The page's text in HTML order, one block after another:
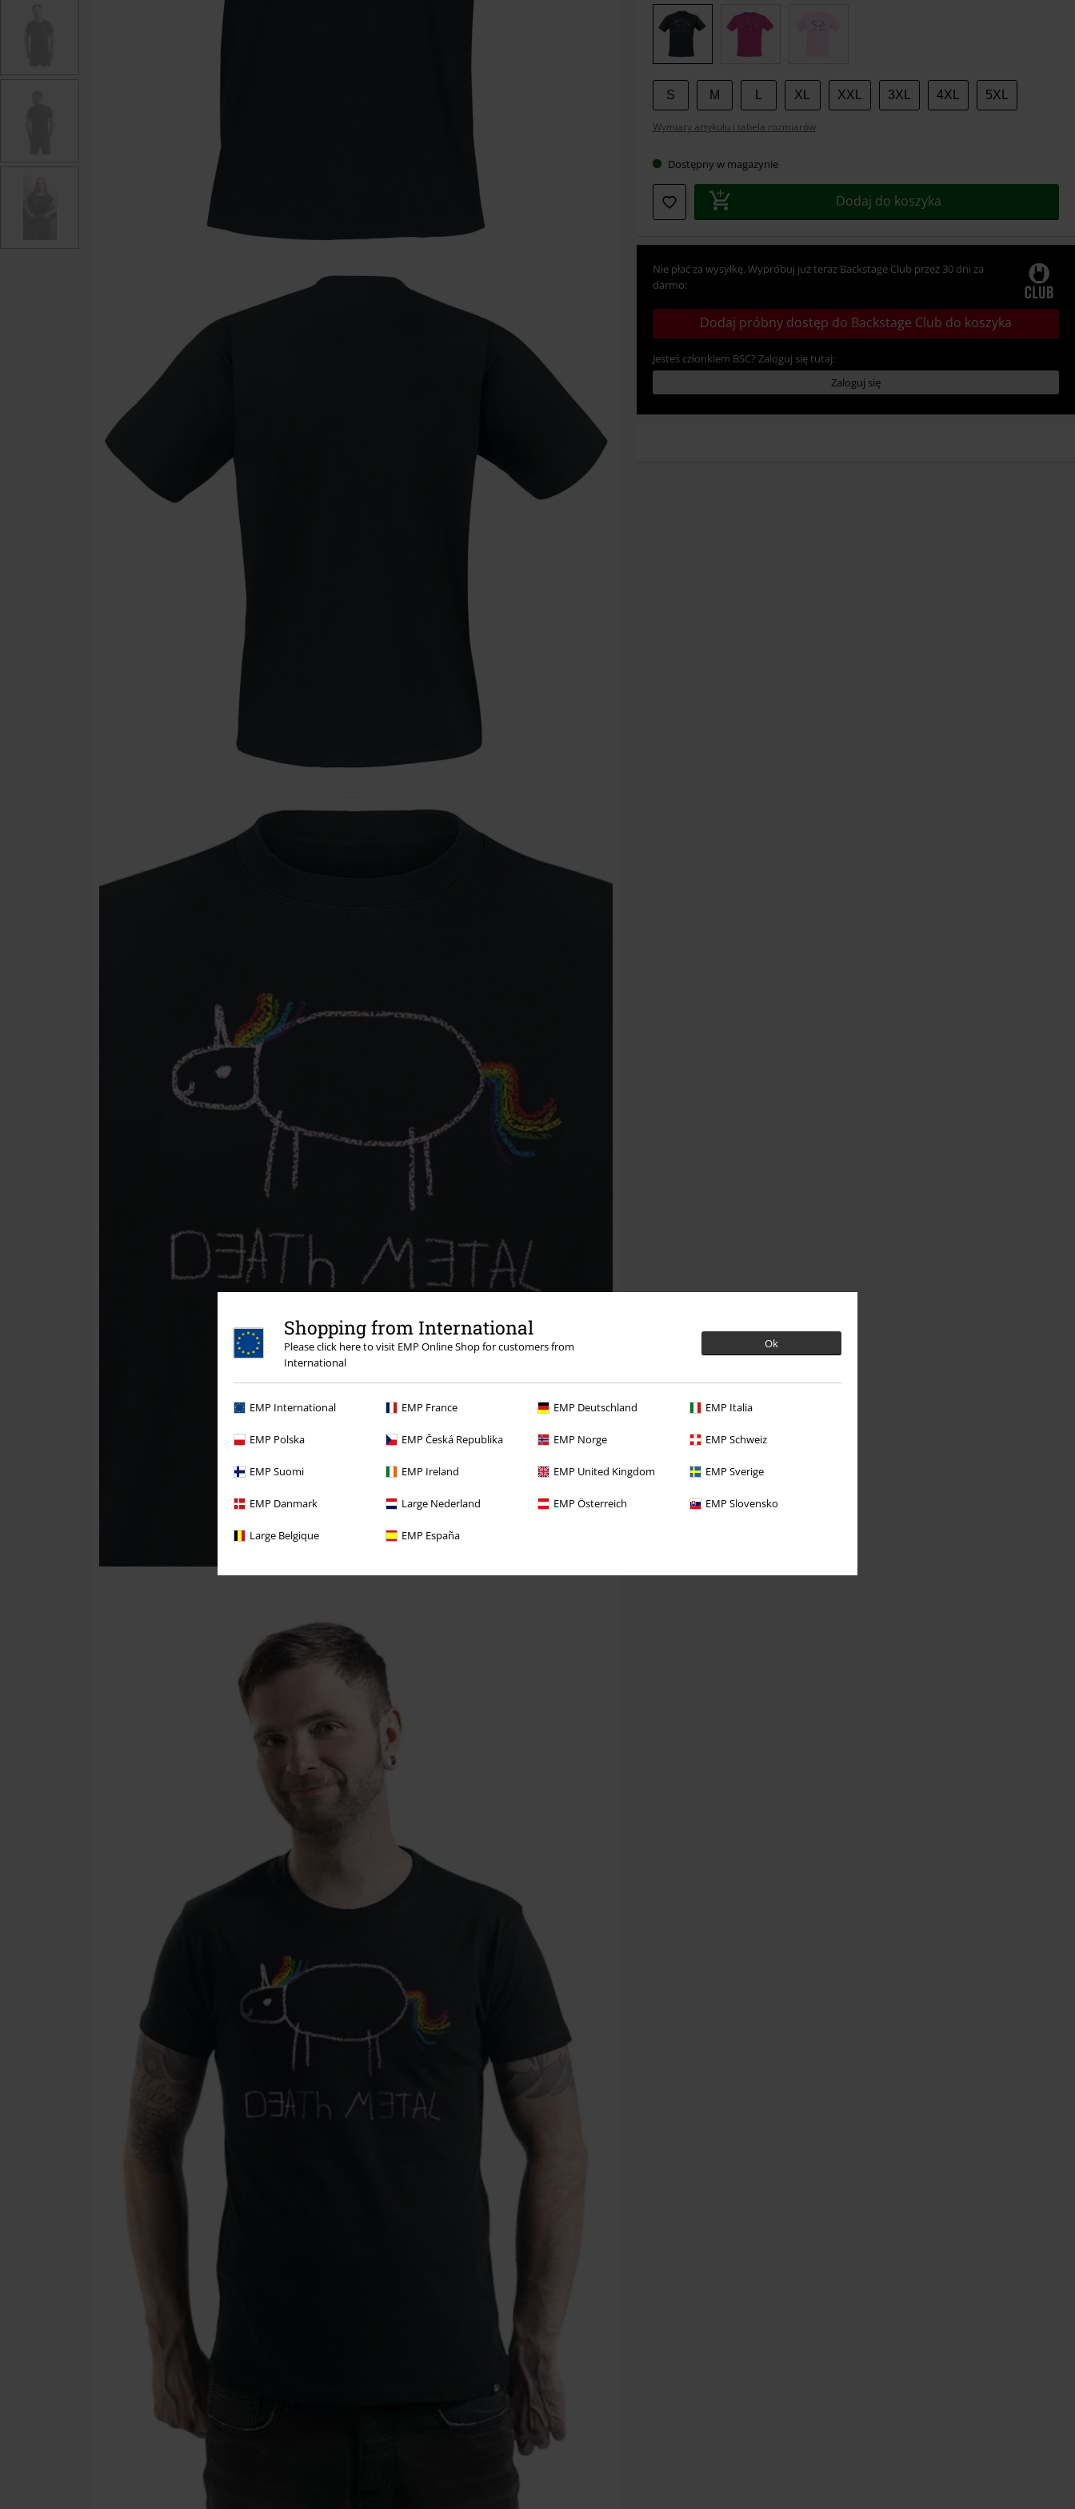
Shopping from International
Please click here to visit EMP Online Shop for customers from
International
Ok
EMP International EMP France EMP Deutschland EMP Italia
EMP Polska EMP Česká Republika EMP Norge EMP Schweiz
EMP Suomi EMP Ireland EMP United Kingdom EMP Sverige
EMP Danmark Large Nederland EMP Österreich EMP Slovensko
Large Belgique EMP España
swój
rozmiar
S M XL XXL 3XL 4XL 5XL
Wymiary artykułu i tabela rozmiarów
Dostępny w magazynie
Dodaj do koszyka
Nie płać za wysyłkę. Wypróbuj już teraz Backstage Club przez 30 dni za
darmo:
Dodaj próbny dostęp do Backstage Club do koszyka
Jesteś członkiem BSC? Zaloguj się tutaj:
Zaloguj się